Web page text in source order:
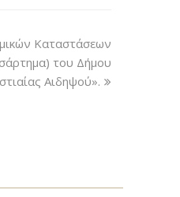
Καταστάσεων
του Δήμου
Αιδηψού».